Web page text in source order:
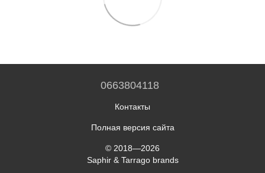
0663804118
Контакты
Полная версия сайта
© 2018—2026
Saphir & Tarrago brands